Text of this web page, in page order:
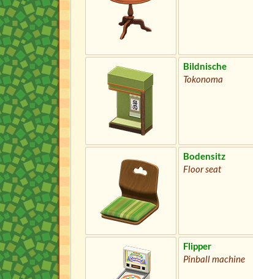
Bildnische
Tokonoma
Bodensitz
Floor seat
Flipper
Pinball machine